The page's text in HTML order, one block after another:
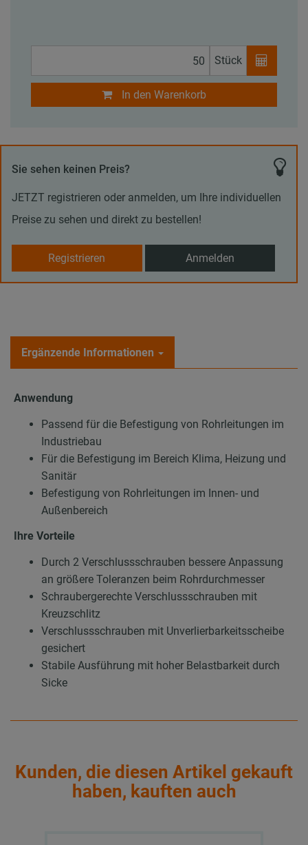
Stück
In den Warenkorb
Sie sehen keinen Preis?
JETZT registrieren oder anmelden, um Ihre individuellen
Preise zu sehen und direkt zu bestellen!
Registrieren Anmelden
Ergänzende Informationen
Anwendung
Passend für die Befestigung von Rohrleitungen im
Industriebau
Für die Befestigung im Bereich Klima, Heizung und
Sanitär
Befestigung von Rohrleitungen im Innen- und
Außenbereich
Ihre Vorteile
Durch 2 Verschlussschrauben bessere Anpassung
an größere Toleranzen beim Rohrdurchmesser
Schraubergerechte Verschlussschrauben mit
Kreuzschlitz
Verschlussschrauben mit Unverlierbarkeitsscheibe
gesichert
Stabile Ausführung mit hoher Belastbarkeit durch
Sicke
Kunden, die diesen Artikel gekauft
haben, kauften auch